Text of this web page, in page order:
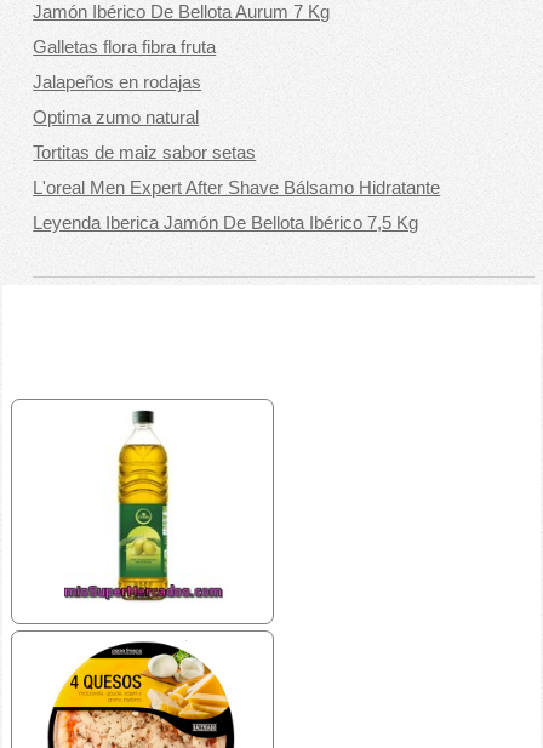
Jamón Ibérico De Bellota Aurum 7 Kg
Galletas flora fibra fruta
Jalapeños en rodajas
Optima zumo natural
Tortitas de maiz sabor setas
L'oreal Men Expert After Shave Bálsamo Hidratante
Leyenda Iberica Jamón De Bellota Ibérico 7,5 Kg